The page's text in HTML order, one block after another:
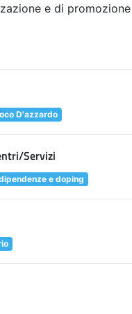
e di
D'azzardo
Servizi
e doping